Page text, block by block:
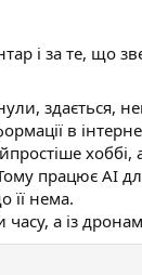
і за те, що
здається,
в
хоббі,
працює АІ
її нема.
часу, а із